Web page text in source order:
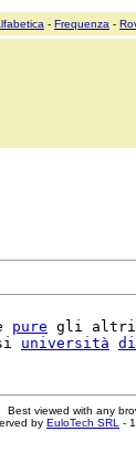
- Frequenza -
pure gli
università
Best viewed with any
by EuloTech SRL -